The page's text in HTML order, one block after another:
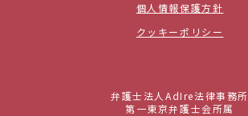
個人情報保護方針
クッキーポリシー
弁護士法人AdIre法律事務所
第一東京弁護士会所属